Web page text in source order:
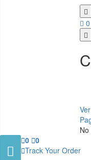
0

0 0
Track Your Order